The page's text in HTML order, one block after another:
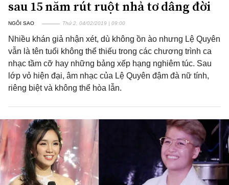
sau 15 năm rút ruột nhả tơ dâng đời
NGÔI SAO Thứ 2, 04/02/2019 | 09:00
Nhiều khán giả nhận xét, dù không ồn ào nhưng Lệ Quyên
vẫn là tên tuổi không thể thiếu trong các chương trình ca
nhạc tầm cỡ hay những bảng xếp hạng nghiêm túc. Sau
lớp vỏ hiện đại, âm nhạc của Lệ Quyên đậm đà nữ tính,
riêng biệt và không thể hòa lẫn.